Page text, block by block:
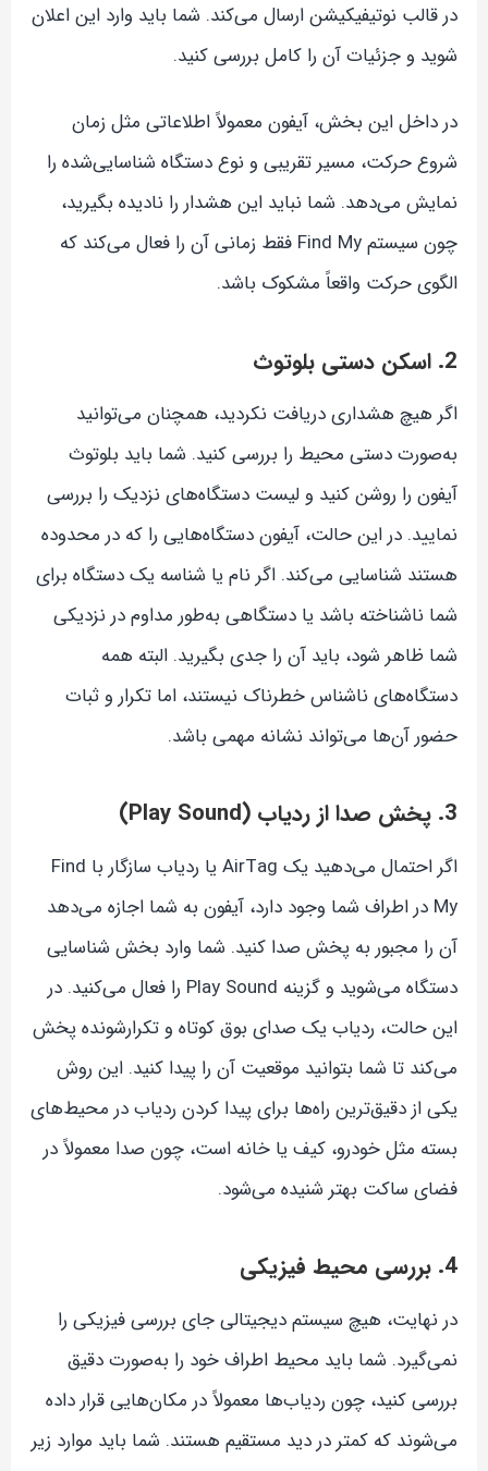
در قالب نوتیفیکیشن ارسال می‌کند. شما باید وارد این اعلان
شوید و جزئیات آن را کامل بررسی کنید.
در داخل این بخش، آیفون معمولاً اطلاعاتی مثل زمان
شروع حرکت، مسیر تقریبی و نوع دستگاه شناسایی‌شده را
نمایش می‌دهد. شما نباید این هشدار را نادیده بگیرید،
چون سیستم Find My فقط زمانی آن را فعال می‌کند که
الگوی حرکت واقعاً مشکوک باشد.
2. اسکن دستی بلوتوث
اگر هیچ هشداری دریافت نکردید، همچنان می‌توانید
به‌صورت دستی محیط را بررسی کنید. شما باید بلوتوث
آیفون را روشن کنید و لیست دستگاه‌های نزدیک را بررسی
نمایید. در این حالت، آیفون دستگاه‌هایی را که در محدوده
هستند شناسایی می‌کند. اگر نام یا شناسه یک دستگاه برای
شما ناشناخته باشد یا دستگاهی به‌طور مداوم در نزدیکی
شما ظاهر شود، باید آن را جدی بگیرید. البته همه
دستگاه‌های ناشناس خطرناک نیستند، اما تکرار و ثبات
حضور آن‌ها می‌تواند نشانه مهمی باشد.
3. پخش صدا از ردیاب (Play Sound)
اگر احتمال می‌دهید یک AirTag یا ردیاب سازگار با Find
My در اطراف شما وجود دارد، آیفون به شما اجازه می‌دهد
آن را مجبور به پخش صدا کنید. شما وارد بخش شناسایی
دستگاه می‌شوید و گزینه Play Sound را فعال می‌کنید. در
این حالت، ردیاب یک صدای بوق کوتاه و تکرارشونده پخش
می‌کند تا شما بتوانید موقعیت آن را پیدا کنید. این روش
یکی از دقیق‌ترین راه‌ها برای پیدا کردن ردیاب در محیط‌های
بسته مثل خودرو، کیف یا خانه است، چون صدا معمولاً در
فضای ساکت بهتر شنیده می‌شود.
4. بررسی محیط فیزیکی
در نهایت، هیچ سیستم دیجیتالی جای بررسی فیزیکی را
نمی‌گیرد. شما باید محیط اطراف خود را به‌صورت دقیق
بررسی کنید، چون ردیاب‌ها معمولاً در مکان‌هایی قرار داده
می‌شوند که کمتر در دید مستقیم هستند. شما باید موارد زیر